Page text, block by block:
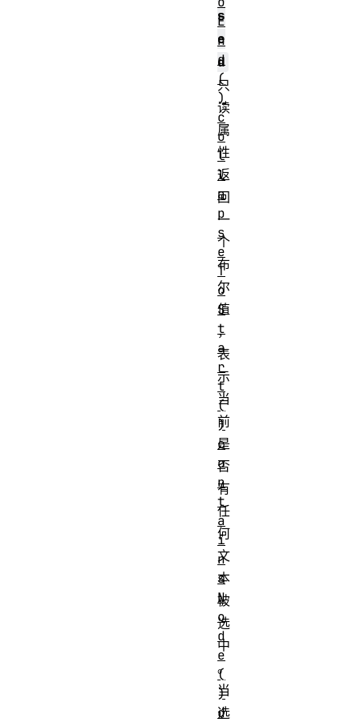
s
e
d
只
读
属
性
返
回
一
个
布
尔
值
，
表
示
当
前
是
否
有
任
何
文
本
被
选
中
。
当
选
E
n
d
(
)
c
o
l
l
a
p
s
e
T
o
S
t
a
r
t
(
)
c
o
n
t
a
i
n
s
N
o
d
e
(
)
d